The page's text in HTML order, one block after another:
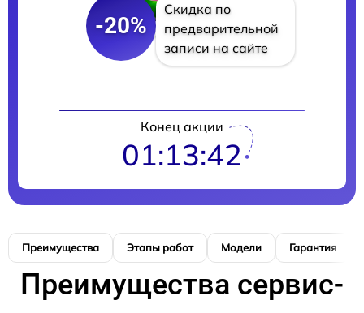
-20%
Скидка по
предварительной
записи на сайте
Конец акции
01:13:41
Преимущества Этапы работ Модели Гарантия
Преимущества сервис-